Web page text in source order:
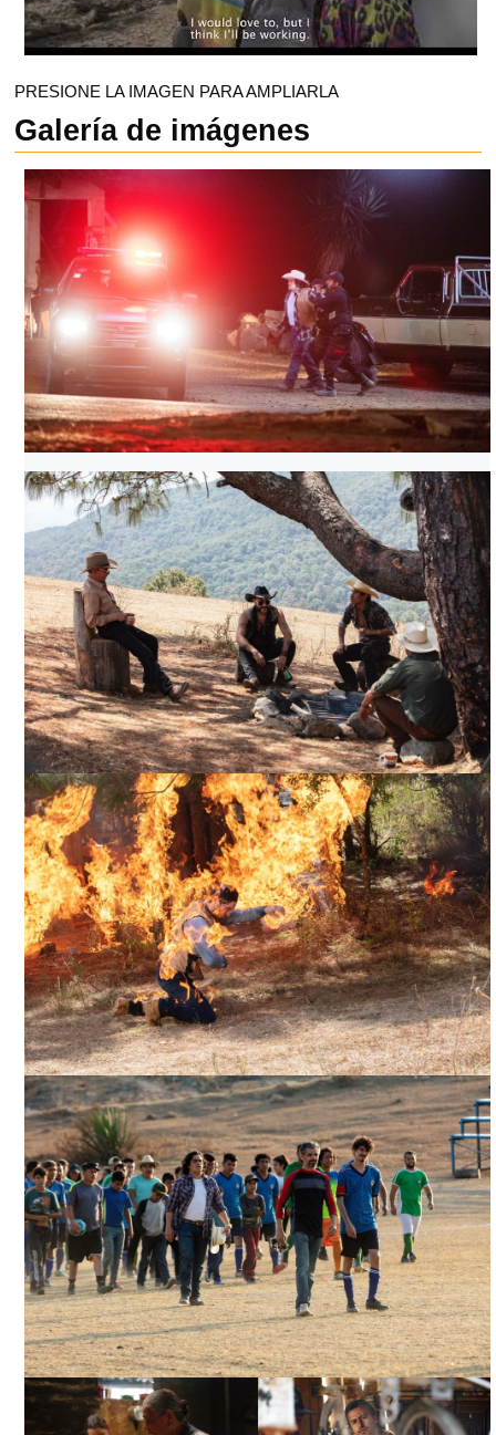
PRESIONE LA IMAGEN PARA AMPLIARLA
Galería de imágenes
CABALLERO ÁGUILA, CORTESÍA DIRECTOR
CABALLERO ÁGUILA, CORTESÍA DIRECTOR
CABALLERO ÁGUILA, CORTESÍA DIRECTOR
CABALLERO ÁGUILA, CORTESÍA DIRECTOR